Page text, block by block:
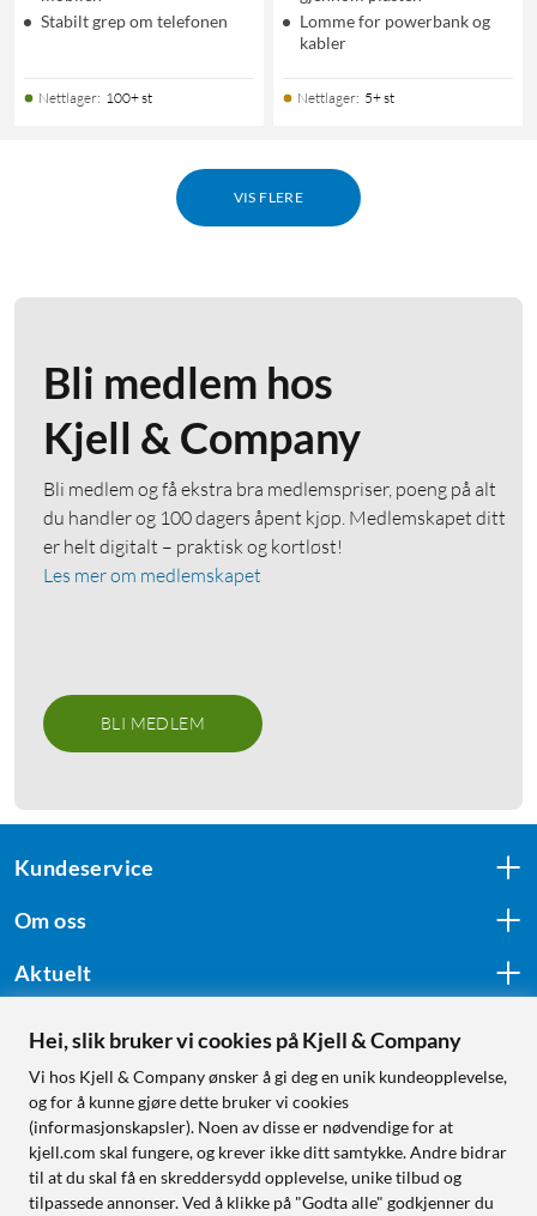
Stabilt grep om telefonen
Nettlager: 100+ st
Lomme for powerbank og
kabler
Nettlager: 5+ st
VIS FLERE
Bli medlem hos
Kjell & Company
Bli medlem og få ekstra bra medlemspriser, poeng på alt
du handler og 100 dagers åpent kjøp. Medlemskapet ditt
er helt digitalt – praktisk og kortløst!
Les mer om medlemskapet
BLI MEDLEM
Kundeservice
Om oss
Aktuelt
Følg oss
Handle fra:
Sverige
Hei, slik bruker vi cookies på Kjell & Company
Vi hos Kjell & Company ønsker å gi deg en unik kundeopplevelse,
og for å kunne gjøre dette bruker vi cookies
(informasjonskapsler). Noen av disse er nødvendige for at
kjell.com skal fungere, og krever ikke ditt samtykke. Andre bidrar
til at du skal få en skreddersydd opplevelse, unike tilbud og
tilpassede annonser. Ved å klikke på "Godta alle" godkjenner du